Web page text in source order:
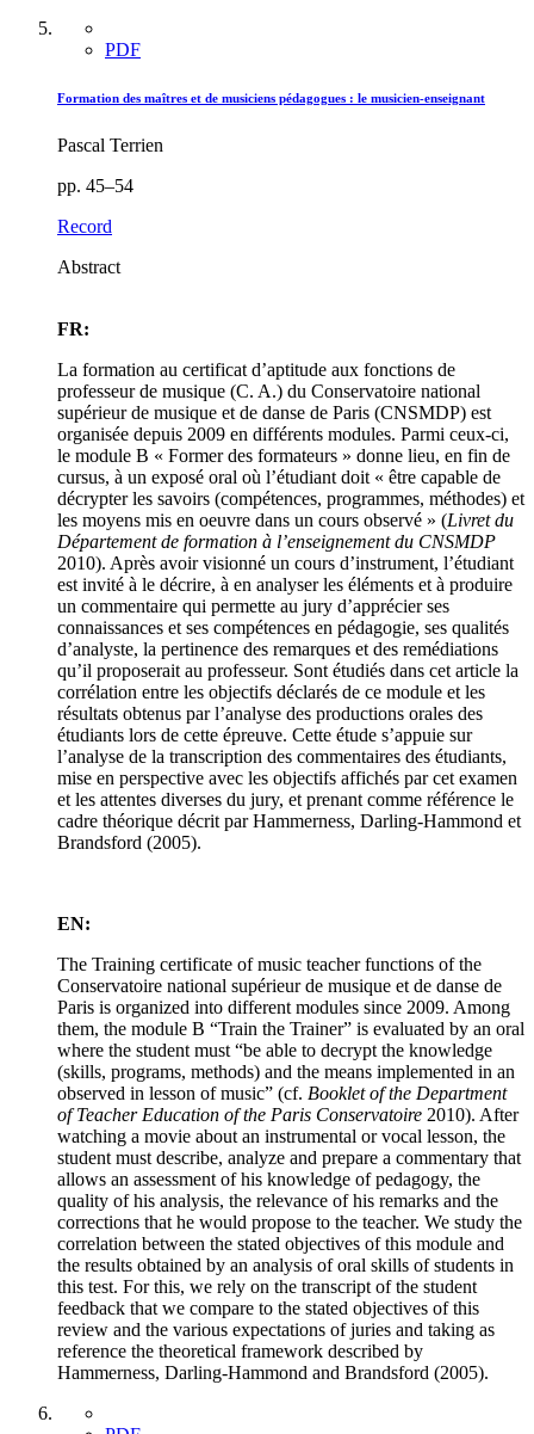
PDF
Formation des maîtres et de musiciens pédagogues : le musicien-enseignant
Pascal Terrien
pp. 45–54
Record
Abstract
FR:
La formation au certificat d’aptitude aux fonctions de
professeur de musique (C. A.) du Conservatoire national
supérieur de musique et de danse de Paris (CNSMDP) est
organisée depuis 2009 en différents modules. Parmi ceux-ci,
le module B « Former des formateurs » donne lieu, en fin de
cursus, à un exposé oral où l’étudiant doit « être capable de
décrypter les savoirs (compétences, programmes, méthodes) et
les moyens mis en oeuvre dans un cours observé » (Livret du
Département de formation à l’enseignement du CNSMDP
2010). Après avoir visionné un cours d’instrument, l’étudiant
est invité à le décrire, à en analyser les éléments et à produire
un commentaire qui permette au jury d’apprécier ses
connaissances et ses compétences en pédagogie, ses qualités
d’analyste, la pertinence des remarques et des remédiations
qu’il proposerait au professeur. Sont étudiés dans cet article la
corrélation entre les objectifs déclarés de ce module et les
résultats obtenus par l’analyse des productions orales des
étudiants lors de cette épreuve. Cette étude s’appuie sur
l’analyse de la transcription des commentaires des étudiants,
mise en perspective avec les objectifs affichés par cet examen
et les attentes diverses du jury, et prenant comme référence le
cadre théorique décrit par Hammerness, Darling-Hammond et
Brandsford (2005).
EN:
The Training certificate of music teacher functions of the
Conservatoire national supérieur de musique et de danse de
Paris is organized into different modules since 2009. Among
them, the module B “Train the Trainer” is evaluated by an oral
where the student must “be able to decrypt the knowledge
(skills, programs, methods) and the means implemented in an
observed in lesson of music” (cf. Booklet of the Department
of Teacher Education of the Paris Conservatoire 2010). After
watching a movie about an instrumental or vocal lesson, the
student must describe, analyze and prepare a commentary that
allows an assessment of his knowledge of pedagogy, the
quality of his analysis, the relevance of his remarks and the
corrections that he would propose to the teacher. We study the
correlation between the stated objectives of this module and
the results obtained by an analysis of oral skills of students in
this test. For this, we rely on the transcript of the student
feedback that we compare to the stated objectives of this
review and the various expectations of juries and taking as
reference the theoretical framework described by
Hammerness, Darling-Hammond and Brandsford (2005).